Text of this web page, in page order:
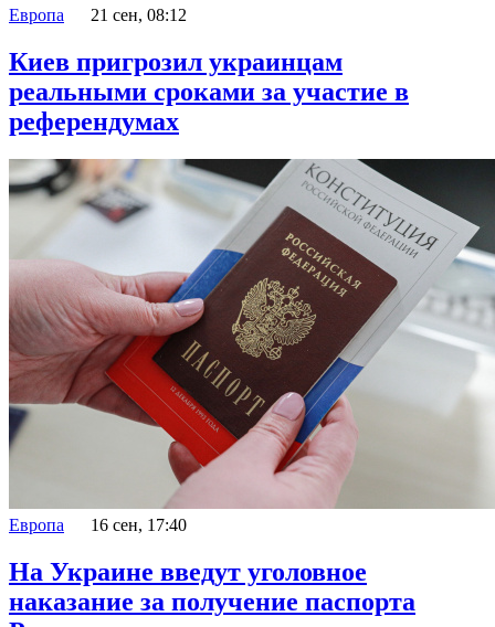
Европа 21 сен, 08:12
Киев пригрозил украинцам
реальными сроками за участие в
референдумах
Европа 16 сен, 17:40
На Украине введут уголовное
наказание за получение паспорта